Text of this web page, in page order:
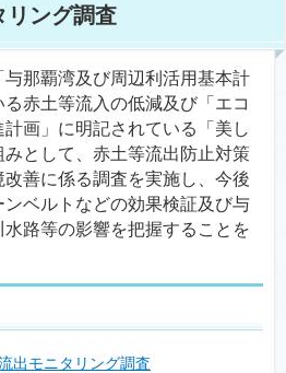
リング調査
那覇湾及び周辺利活用基本計
赤土等流入の低減及び「エコ
画」に明記されている「美し
として、赤土等流出防止対策
善に係る調査を実施し、今後
ベルトなどの効果検証及び与
路等の影響を把握することを
出モニタリング調査